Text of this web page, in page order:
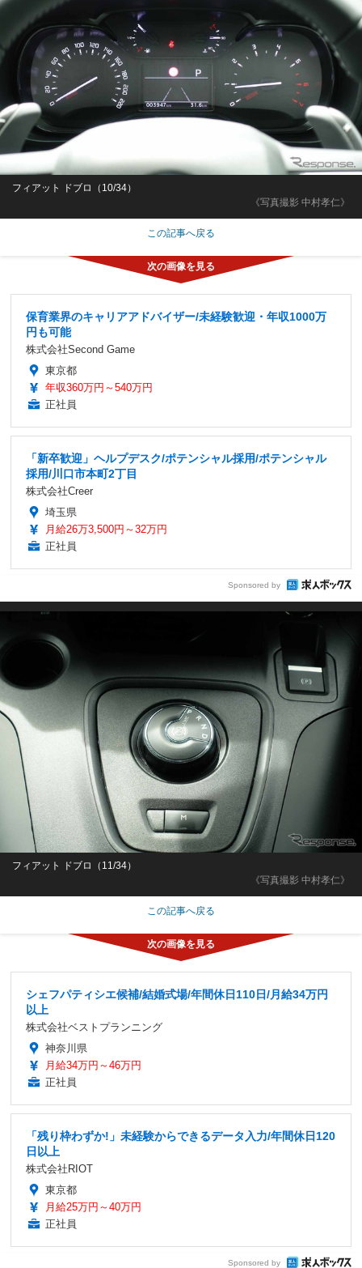
《写真撮影 中村孝仁》
フィアット ドブロ（10/34）
この記事へ戻る
保育業界のキャリアアドバイザー/未経験歓迎・年収1000万
円も可能
株式会社Second Game
東京都
年収360万円～540万円
正社員
「新卒歓迎」ヘルプデスク/ポテンシャル採用/ポテンシャル
採用/川口市本町2丁目
株式会社Creer
埼玉県
月給26万3,500円～32万円
正社員
Sponsored by
《写真撮影 中村孝仁》
フィアット ドブロ（11/34）
この記事へ戻る
シェフパティシエ候補/結婚式場/年間休日110日/月給34万円
以上
株式会社ベストプランニング
神奈川県
月給34万円～46万円
正社員
「残り枠わずか!」未経験からできるデータ入力/年間休日120
日以上
株式会社RIOT
東京都
月給25万円～40万円
正社員
Sponsored by